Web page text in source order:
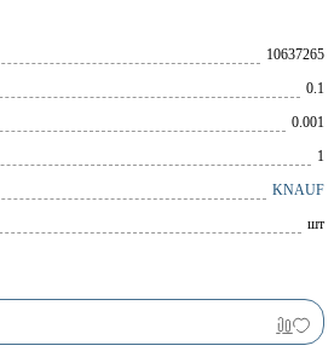
10637265
0.1
0.001
1
KNAUF
шт